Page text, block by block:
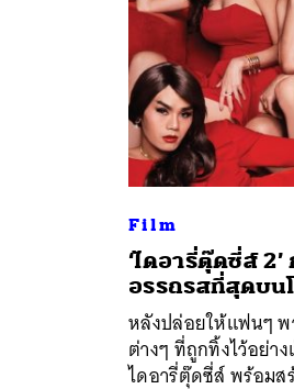
Film
‘ไดอารี่ตุ๊ดซี่ส์
อรรถรสที่สุดบน
หลังปล่อยให้แฟนๆ พ
ต่างๆ ที่ถูกทิ้งไว้อย่า
ไดอารี่ตุ๊ดซี่ส์ พร้อมส